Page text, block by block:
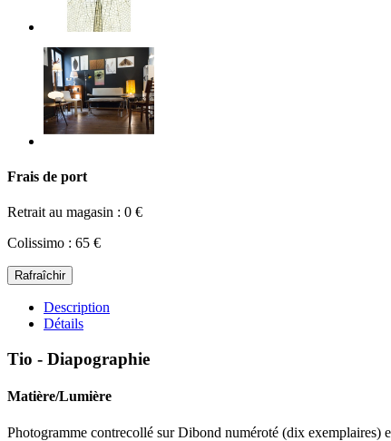
Frais de port
Retrait au magasin : 0 €
Colissimo : 65 €
Description
Détails
Tio - Diapographie
Matière/Lumière
Photogramme contrecollé sur Dibond numéroté (dix exemplaires)